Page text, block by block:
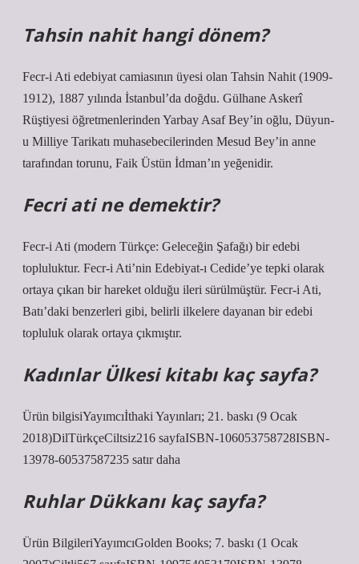
Tahsin nahit hangi dönem?
Fecr-i Ati edebiyat camiasının üyesi olan Tahsin Nahit (1909-
1912), 1887 yılında İstanbul’da doğdu. Gülhane Askerî
Rüştiyesi öğretmenlerinden Yarbay Asaf Bey’in oğlu, Düyun-
u Milliye Tarikatı muhasebecilerinden Mesud Bey’in anne
tarafından torunu, Faik Üstün İdman’ın yeğenidir.
Fecri ati ne demektir?
Fecr-i Ati (modern Türkçe: Geleceğin Şafağı) bir edebi
topluluktur. Fecr-i Ati’nin Edebiyat-ı Cedide’ye tepki olarak
ortaya çıkan bir hareket olduğu ileri sürülmüştür. Fecr-i Ati,
Batı’daki benzerleri gibi, belirli ilkelere dayanan bir edebi
topluluk olarak ortaya çıkmıştır.
Kadınlar Ülkesi kitabı kaç sayfa?
Ürün bilgisiYayımcı‎İthaki Yayınları; 21. baskı (9 Ocak
2018)Dil‎TürkçeCiltsiz‎216 sayfaISBN-10‎6053758728ISBN-
13‎978-60537587235 satır daha
Ruhlar Dükkanı kaç sayfa?
Ürün BilgileriYayımcı‎Golden Books; 7. baskı (1 Ocak